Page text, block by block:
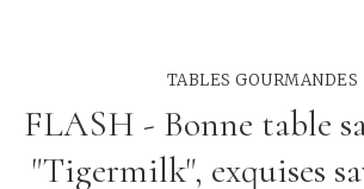
TABLES GOURMANDES
FLASH - Bonne table
"Tigermilk", exquises